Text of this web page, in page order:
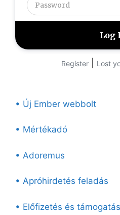
Register Lost
• Új Ember webbolt
• Mértékadó
• Adoremus
• Apróhirdetés feladás
• Előfizetés és támogatás